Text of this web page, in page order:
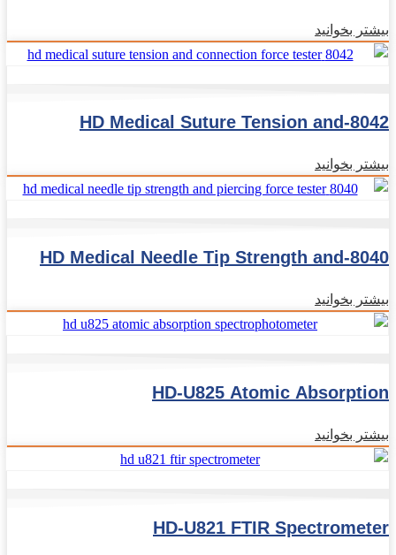
بیشتر بخوانید
8042-HD Medical Suture Tension and
بیشتر بخوانید
8040-HD Medical Needle Tip Strength and
بیشتر بخوانید
HD-U825 Atomic Absorption
بیشتر بخوانید
HD-U821 FTIR Spectrometer